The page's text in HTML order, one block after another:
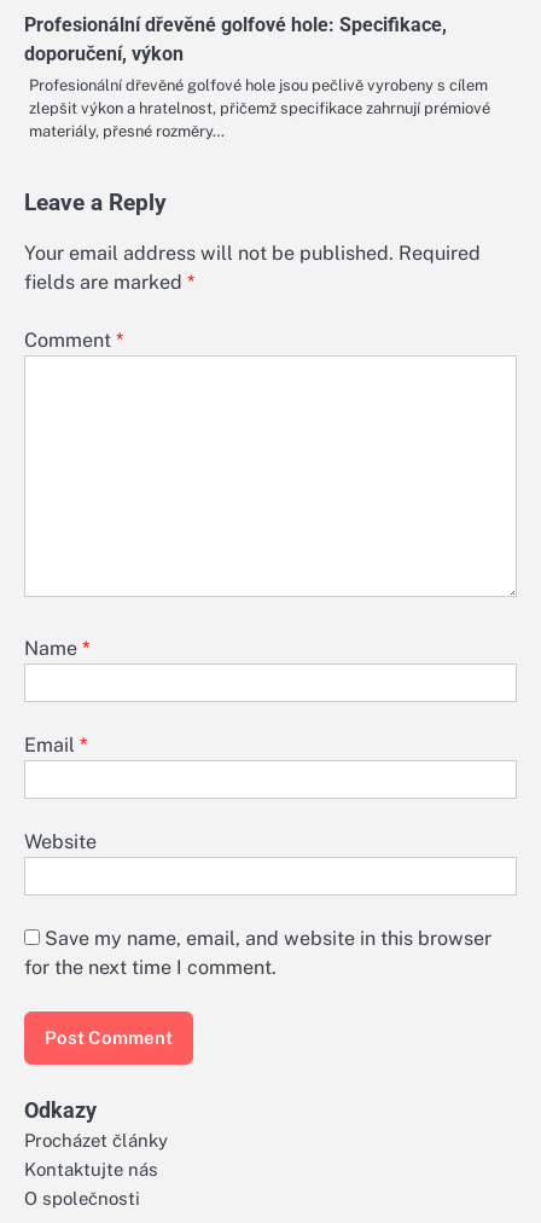
Profesionální dřevěné golfové hole: Specifikace,
doporučení, výkon
Profesionální dřevěné golfové hole jsou pečlivě vyrobeny s cílem
zlepšit výkon a hratelnost, přičemž specifikace zahrnují prémiové
materiály, přesné rozměry…
Leave a Reply
Your email address will not be published. Required
fields are marked *
Comment *
Name *
Email *
Website
Save my name, email, and website in this browser
for the next time I comment.
Odkazy
Procházet články
Kontaktujte nás
O společnosti